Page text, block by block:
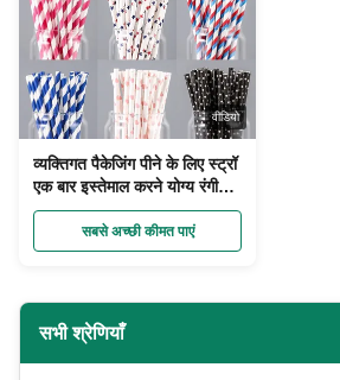
वीडियो
व्यक्तिगत पैकेजिंग पीने के लिए स्ट्रॉ
एक बार इस्तेमाल करने योग्य रंगीन
कस्टम खाद्य ग्रेड सामग्री
सबसे अच्छी कीमत पाएं
सभी श्रेणियाँ